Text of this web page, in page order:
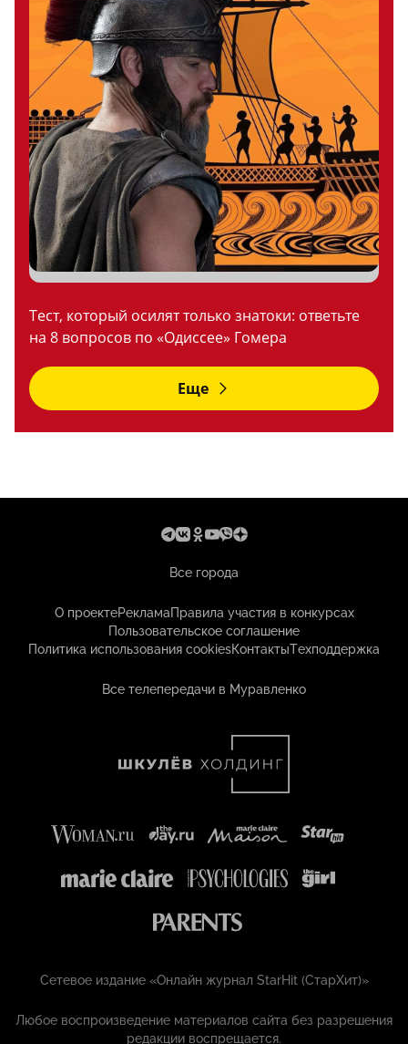
Тест, который осилят только знатоки: ответьте
на 8 вопросов по «Одиссее» Гомера
Еще
Все города
О проектеРекламаПравила участия в конкурсах
Пользовательское соглашение
Политика использования cookiesКонтактыТехподдержка
Все телепередачи в Муравленко
Сетевое издание «Онлайн журнал StarHit (СтарХит)»
Любое воспроизведение материалов сайта без разрешения
редакции воспрещается.